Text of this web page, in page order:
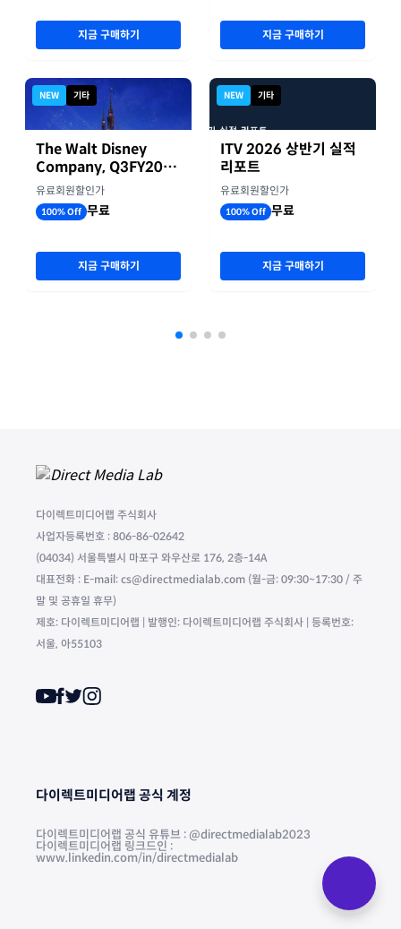
지금 구매하기
NEW 기타
The Walt Disney
Company, Q3FY2026
실적자료
유료회원할인가
100% Off 무료
지금 구매하기
지금 구매하기
NEW 기타
ITV 2026 상반기 실적
리포트
유료회원할인가
100% Off 무료
지금 구매하기
다이렉트미디어랩 주식회사
사업자등록번호 : 806-86-02642
(04034) 서울특별시 마포구 와우산로 176, 2층-14A
대표전화 : E-mail: cs@directmedialab.com (월-금: 09:30~17:30 / 주
말 및 공휴일 휴무)
제호: 다이렉트미디어랩 | 발행인: 다이렉트미디어랩 주식회사 | 등록번호:
서울, 아55103
다이렉트미디어랩 공식 계정
다이렉트미디어랩 공식 유튜브 : @directmedialab2023
다이렉트미디어랩 링크드인 :
www.linkedin.com/in/directmedialab